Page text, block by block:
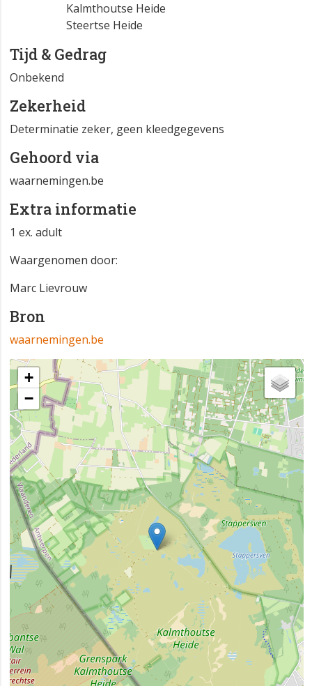
Kalmthoutse Heide
Steertse Heide
Tijd & Gedrag
Onbekend
Zekerheid
Determinatie zeker, geen kleedgegevens
Gehoord via
waarnemingen.be
Extra informatie
1 ex. adult
Waargenomen door:
Marc Lievrouw
Bron
waarnemingen.be
+
−